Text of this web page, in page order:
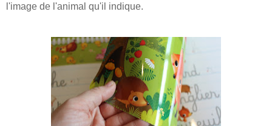
l'image de l'animal qu'il indique.